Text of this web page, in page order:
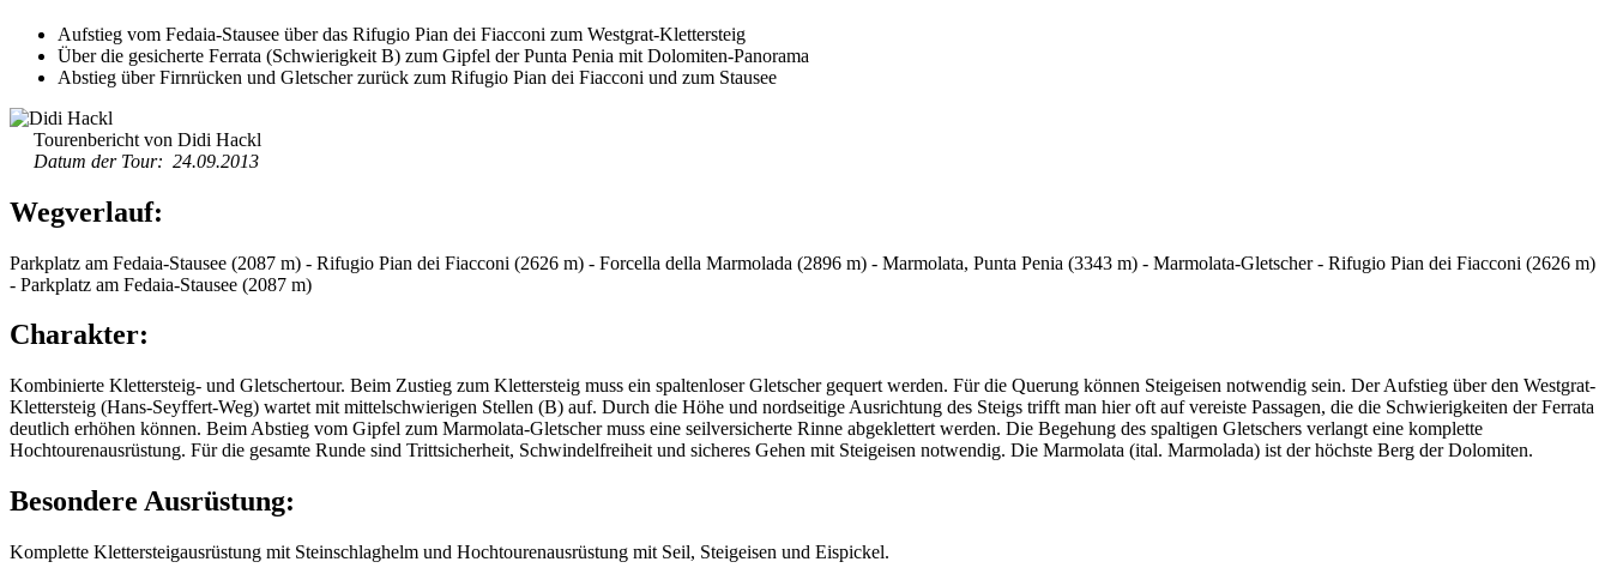
Aufstieg vom Fedaia-Stausee über das Rifugio Pian dei Fiacconi zum Westgrat-Klettersteig
Über die gesicherte Ferrata (Schwierigkeit B) zum Gipfel der Punta Penia mit Dolomiten-Panorama
Abstieg über Firnrücken und Gletscher zurück zum Rifugio Pian dei Fiacconi und zum Stausee
Tourenbericht von Didi Hackl
Datum der Tour: 24.09.2013
Wegverlauf:
Parkplatz am Fedaia-Stausee (2087 m) - Rifugio Pian dei Fiacconi (2626 m) - Forcella della Marmolada (2896 m) - Marmolata, Punta Penia (3343 m) - Marmolata-Gletscher - Rifugio Pian dei Fiacconi (2626 m)
- Parkplatz am Fedaia-Stausee (2087 m)
Charakter:
Kombinierte Klettersteig- und Gletschertour. Beim Zustieg zum Klettersteig muss ein spaltenloser Gletscher gequert werden. Für die Querung können Steigeisen notwendig sein. Der Aufstieg über den Westgrat-
Klettersteig (Hans-Seyffert-Weg) wartet mit mittelschwierigen Stellen (B) auf. Durch die Höhe und nordseitige Ausrichtung des Steigs trifft man hier oft auf vereiste Passagen, die die Schwierigkeiten der Ferrata
deutlich erhöhen können. Beim Abstieg vom Gipfel zum Marmolata-Gletscher muss eine seilversicherte Rinne abgeklettert werden. Die Begehung des spaltigen Gletschers verlangt eine komplette
Hochtourenausrüstung. Für die gesamte Runde sind Trittsicherheit, Schwindelfreiheit und sicheres Gehen mit Steigeisen notwendig. Die Marmolata (ital. Marmolada) ist der höchste Berg der Dolomiten.
Besondere Ausrüstung:
Komplette Klettersteigausrüstung mit Steinschlaghelm und Hochtourenausrüstung mit Seil, Steigeisen und Eispickel.